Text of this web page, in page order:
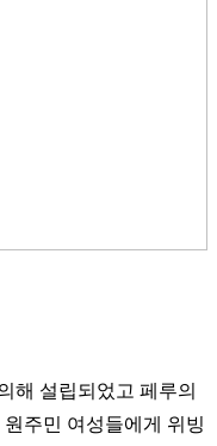
해 설립되었고 페루의
주민 여성들에게 위빙